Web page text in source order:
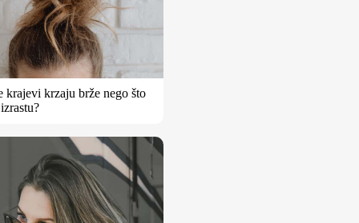
krajevi krzaju brže nego što